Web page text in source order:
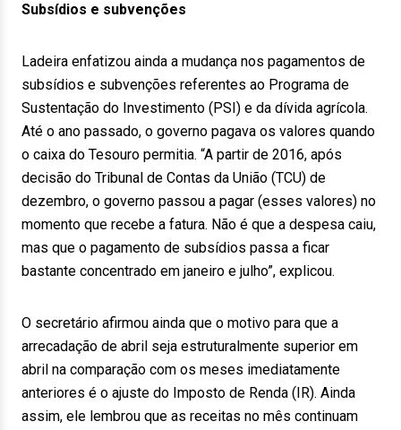
Subsídios e subvenções
Ladeira enfatizou ainda a mudança nos pagamentos de
subsídios e subvenções referentes ao Programa de
Sustentação do Investimento (PSI) e da dívida agrícola.
Até o ano passado, o governo pagava os valores quando
o caixa do Tesouro permitia. “A partir de 2016, após
decisão do Tribunal de Contas da União (TCU) de
dezembro, o governo passou a pagar (esses valores) no
momento que recebe a fatura. Não é que a despesa caiu,
mas que o pagamento de subsídios passa a ficar
bastante concentrado em janeiro e julho”, explicou.
O secretário afirmou ainda que o motivo para que a
arrecadação de abril seja estruturalmente superior em
abril na comparação com os meses imediatamente
anteriores é o ajuste do Imposto de Renda (IR). Ainda
assim, ele lembrou que as receitas no mês continuam